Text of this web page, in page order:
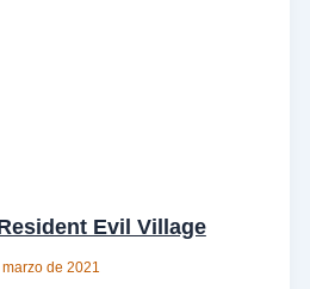
Evil Village
de 2021